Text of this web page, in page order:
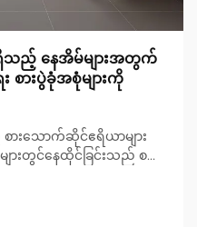
ရှိသည့် နေအိမ်များအတွက်
စားပွဲခုံအစုံများကို
ားသောက်ဆိုင်ဧရိယာများ
ျားတွင်နေထိုင်ခြင်းသည် စ
များ ပိုမိုလူကြိုက်များလာ
ပရိဘောဂများကို ဖန်တီး